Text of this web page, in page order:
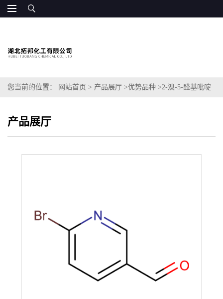
您当前的位置： 网站首页 > 产品展厅 >优势品种 >2-溴-5-醛基吡啶
产品展厅